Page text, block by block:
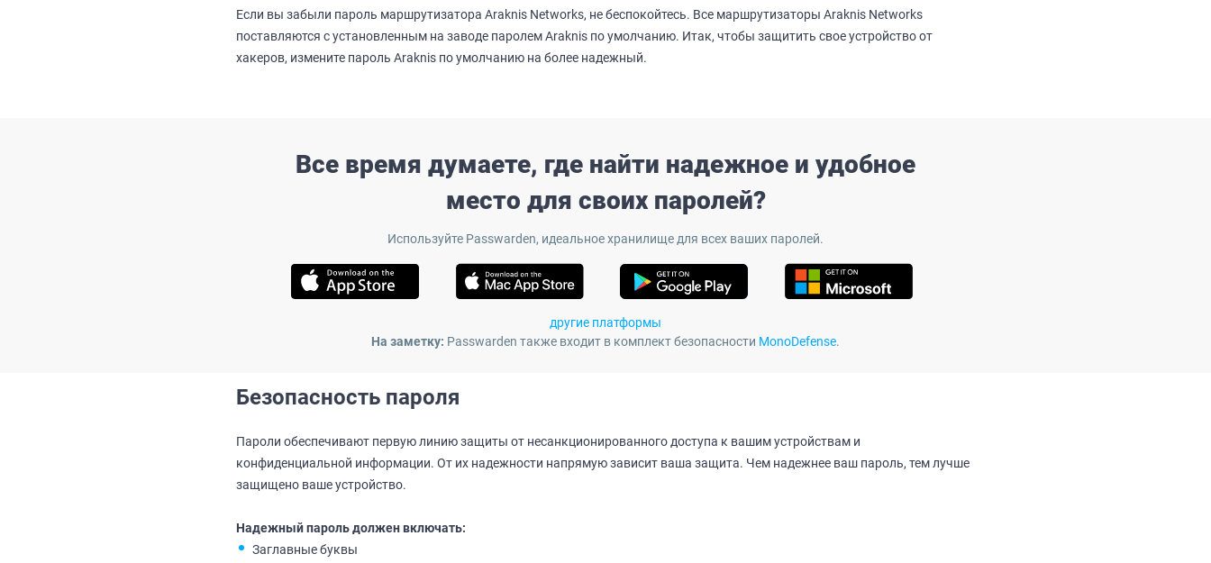
Если вы забыли пароль маршрутизатора Araknis Networks, не беспокойтесь. Все маршрутизаторы Araknis Networks
поставляются с установленным на заводе паролем Araknis по умолчанию. Итак, чтобы защитить свое устройство от
хакеров, измените пароль Araknis по умолчанию на более надежный.
Все время думаете, где найти надежное и удобное
место для своих паролей?
Используйте Passwarden, идеальное хранилище для всех ваших паролей.
другие платформы
На заметку: Passwarden также входит в комплект безопасности MonoDefense.
Безопасность пароля
Пароли обеспечивают первую линию защиты от несанкционированного доступа к вашим устройствам и
конфиденциальной информации. От их надежности напрямую зависит ваша защита. Чем надежнее ваш пароль, тем лучше
защищено ваше устройство.
Надежный пароль должен включать:
Заглавные буквы